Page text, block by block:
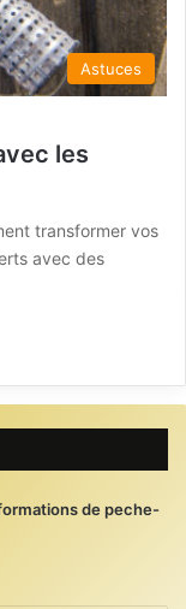
Astuces
les
transformer vos
avec des
de peche-